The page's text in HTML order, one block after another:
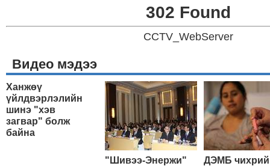
302 Found
CCTV_WebServer
Видео мэдээ
Ханжөү
үйлдвэрлэлийн
шинэ "хэв
загвар" болж
байна
"Шивээ-Энержи"
ДЭМБ